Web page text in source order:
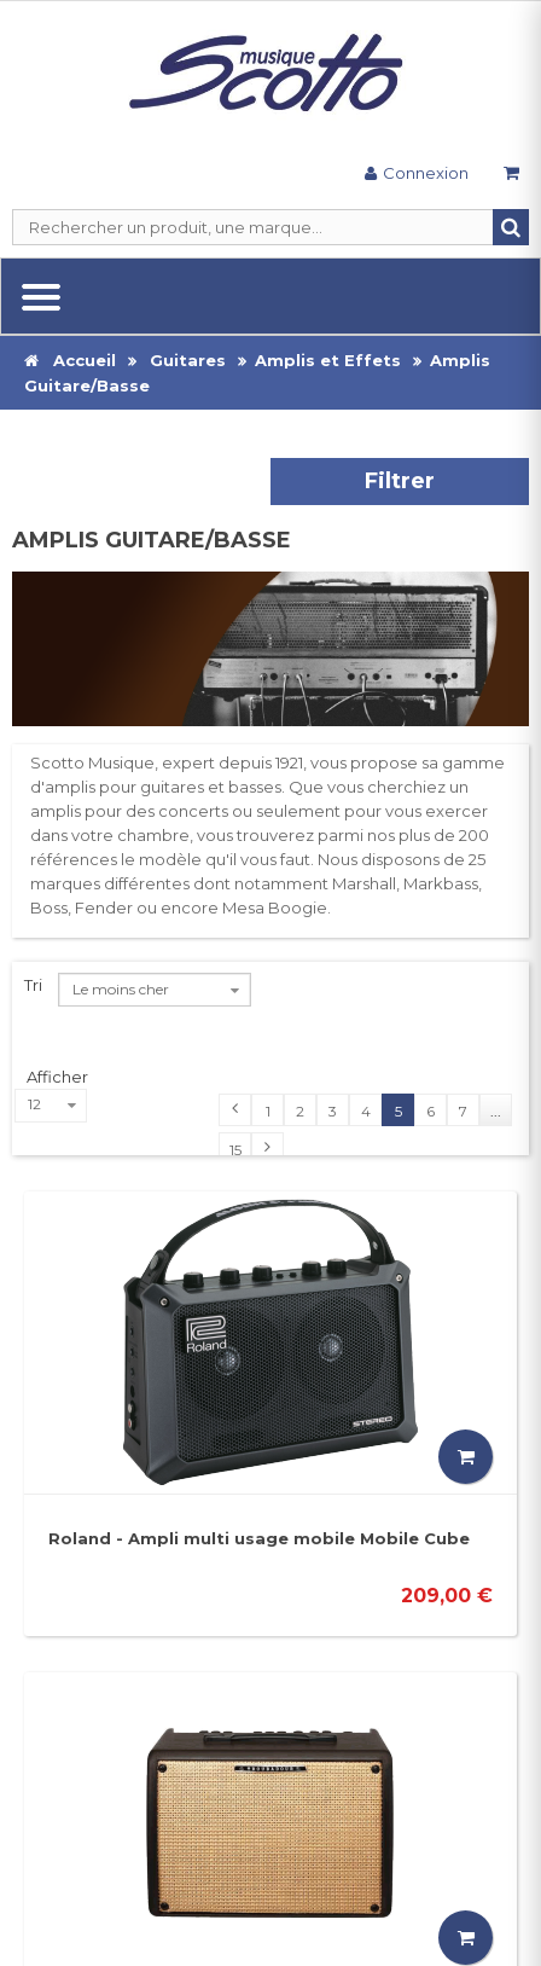
Connexion
Accueil Guitares Amplis et Effets
Amplis
Guitare/Basse
Filtrer
AMPLIS GUITARE/BASSE
Scotto Musique, expert depuis 1921, vous propose sa gamme
d'amplis pour guitares et basses. Que vous cherchiez un
amplis pour des concerts ou seulement pour vous exercer
dans votre chambre, vous trouverez parmi nos plus de 200
références le modèle qu'il vous faut. Nous disposons de 25
marques différentes dont notamment Marshall, Markbass,
Boss, Fender ou encore Mesa Boogie.
1 2 3 4 5 6 7
15
Tri Le moins cher
Afficher
12
Roland - Ampli multi usage mobile Mobile Cube
209,00 €